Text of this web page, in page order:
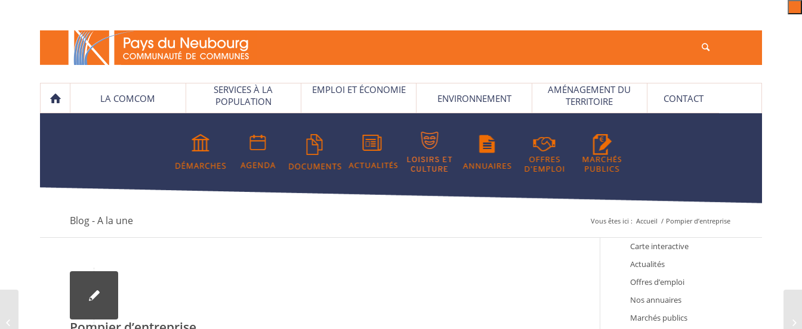
LA COMCOM
SERVICES À LA
POPULATION
EMPLOI ET ÉCONOMIE
ENVIRONNEMENT
AMÉNAGEMENT DU
TERRITOIRE
CONTACT
Blog - A la une Vous êtes ici : Accueil / Pompier d’entreprise
Carte interactive
Actualités
Offres d’emploi
Nos annuaires
Marchés publics